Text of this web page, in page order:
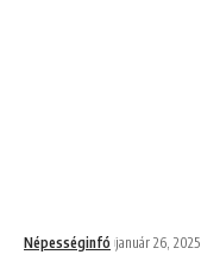
Népességinfó január 26, 2025